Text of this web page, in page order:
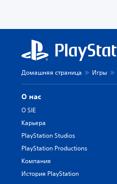
Домашняя страница Игры
О нас
О SIE
Карьера
PlayStation Studios
PlayStation Productions
Компания
История PlayStation